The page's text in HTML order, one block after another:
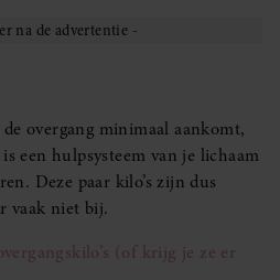
overgang minimaal aankomt,
een hulpsysteem van je lichaam
Deze paar kilo’s zijn dus
vaak niet bij.
(of krijg je ze er